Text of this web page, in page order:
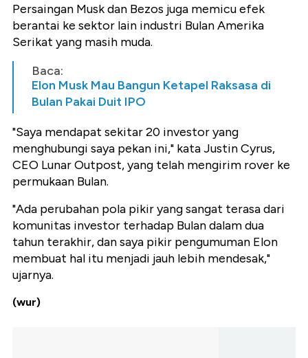
Persaingan Musk dan Bezos juga memicu efek
berantai ke sektor lain industri Bulan Amerika
Serikat yang masih muda.
Baca:
Elon Musk Mau Bangun Ketapel Raksasa di
Bulan Pakai Duit IPO
"Saya mendapat sekitar 20 investor yang
menghubungi saya pekan ini," kata Justin Cyrus,
CEO Lunar Outpost, yang telah mengirim rover ke
permukaan Bulan.
"Ada perubahan pola pikir yang sangat terasa dari
komunitas investor terhadap Bulan dalam dua
tahun terakhir, dan saya pikir pengumuman Elon
membuat hal itu menjadi jauh lebih mendesak,"
ujarnya.
(wur)